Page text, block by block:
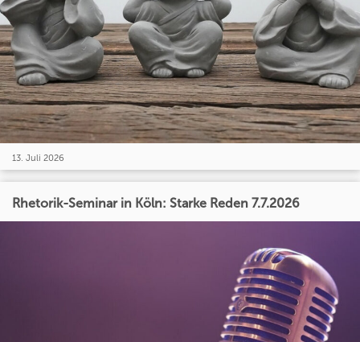
13. Juli 2026
Rhetorik-Seminar in Köln: Starke Reden 7.7.2026